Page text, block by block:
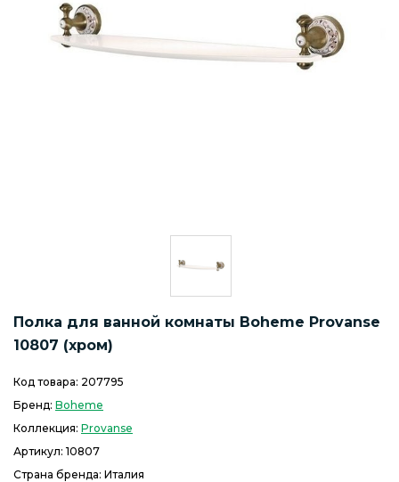
Полка для ванной комнаты Boheme Provanse
10807 (хром)
Код товара: 207795
Бренд: Boheme
Коллекция: Provanse
Артикул: 10807
Страна бренда: Италия